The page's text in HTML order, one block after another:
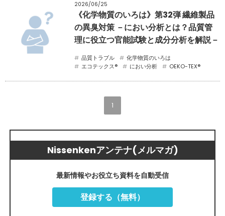
2026/06/25
《化学物質のいろは》第32弾 繊維製品
の異臭対策 －におい分析とは？品質管
理に役立つ官能試験と成分分析を解説－
品質トラブル
化学物質のいろは
エコテックス®
におい分析 OEKO-TEX®
1
Nissenkenアンテナ(メルマガ)
最新情報やお役立ち資料を自動受信
登録する（無料）